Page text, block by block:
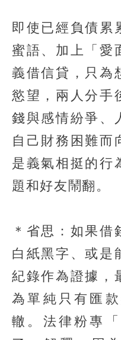
即使已經負債累
蜜語、加上「愛
義借信貸，只為
慾望，兩人分手
錢與感情紛爭、
自己財務困難而
是義氣相挺的行
題和好友鬧翻。
＊省思：如果借
白紙黑字、或是
紀錄作為證據，
為單純只有匯
轍。法律粉專